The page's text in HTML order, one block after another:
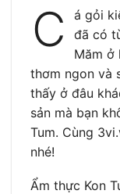
C
á gỏi
đã có
Măm ở
thơm ngon và
thấy ở đâu
sản mà bạn
Tum. Cùng
nhé!
Ẩm thực Kon